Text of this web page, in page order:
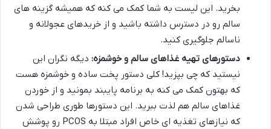
بخرید. این لیست به شما کمک می کنه که همیشه گزینه های
سالم رو در دسترس داشته باشید و از خریدهای عجولانه و
ناسالم جلوگیری کنید.
دستورهای تهیه غذاهای سالم و خوشمزه: دیگه نگران این
نیستید که چی بپزید! کلی دستور پخت ساده و خوشمزه هست
که بهتون کمک می کنه به برنامه پایبند بمونید و از خوردن
غذاهای سالم هم لذت ببرید. این دستورها طوری طراحی شدن
که نیازهای تغذیه ای خاص افراد مبتلا به PCOS رو پوشش